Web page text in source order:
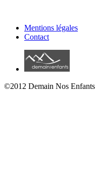
Mentions légales
Contact
©2012 Demain Nos Enfants